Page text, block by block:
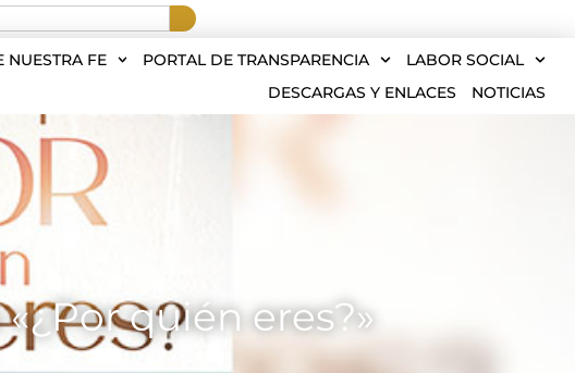
NUESTRA FE PORTAL DE TRANSPARENCIA
LABOR SOCIAL
DESCARGAS Y ENLACES
NOTICIAS
quién eres?»